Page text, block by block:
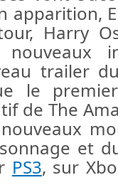
apparition,
Harry
trailer
le
de The
et
PS3, sur